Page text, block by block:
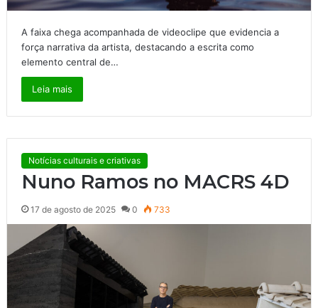
A faixa chega acompanhada de videoclipe que evidencia a
força narrativa da artista, destacando a escrita como
elemento central de…
Leia mais
Notícias culturais e criativas
Nuno Ramos no MACRS 4D
17 de agosto de 2025 0 733